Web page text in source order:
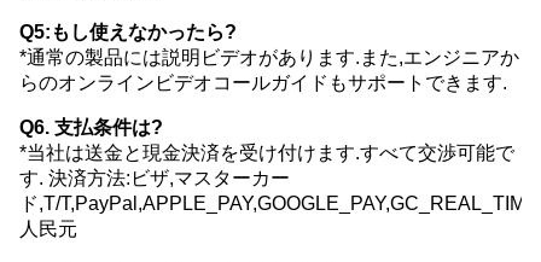
Q5:もし使えなかったら?
*通常の製品には説明ビデオがあります.また,エンジニアか
らのオンラインビデオコールガイドもサポートできます.
Q6. 支払条件は?
*当社は送金と現金決済を受け付けます.すべて交渉可能で
す. 決済方法:ビザ,マスターカー
ド,T/
人民元